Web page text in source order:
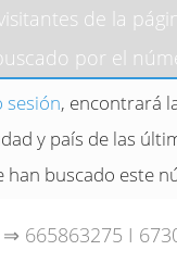
de la
por el
sesión, encontrará
y país de las
han buscado este
⇒ 665863275 I